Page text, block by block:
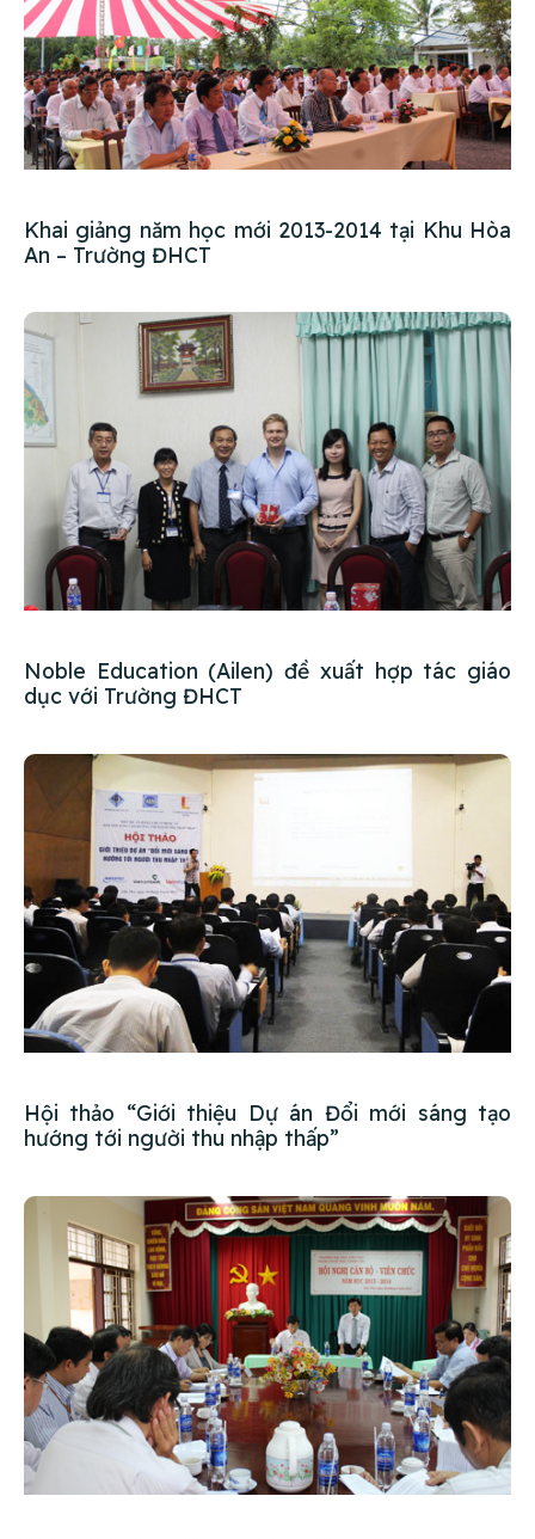
Khai giảng năm học mới 2013-2014 tại Khu Hòa
An – Trường ĐHCT
Noble Education (Ailen) đề xuất hợp tác giáo
dục với Trường ĐHCT
Hội thảo “Giới thiệu Dự án Đổi mới sáng tạo
hướng tới người thu nhập thấp”